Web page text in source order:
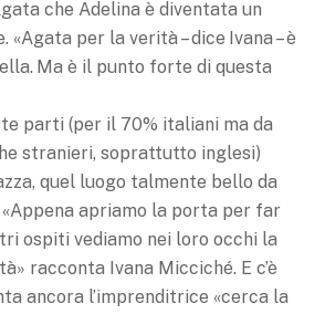
che Adelina è diventata un
«Agata per la verità – dice Ivana – è
Ma è il punto forte di questa
parti (per il 70% italiani ma da
stranieri, soprattutto inglesi)
quel luogo talmente bello da
apriamo la porta per far
ospiti vediamo nei loro occhi la
racconta Ivana Micciché. E c’è
ancora l’imprenditrice «cerca la